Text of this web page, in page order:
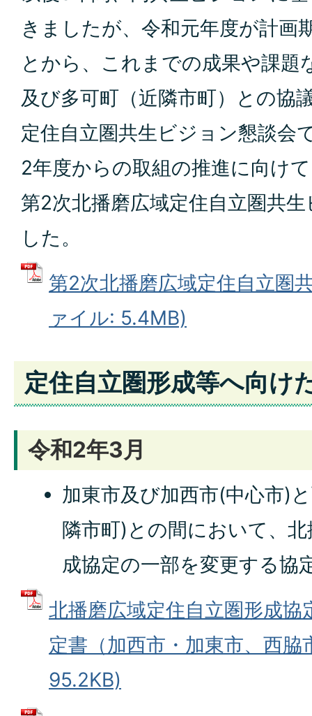
きましたが、令和元年度が計画
とから、これまでの成果や課題
及び多可町（近隣市町）との協
定住自立圏共生ビジョン懇談会
2年度からの取組の推進に向け
第2次北播磨広域定住自立圏共
した。
第2次北播磨広域定住自立圏
ァイル: 5.4MB)
定住自立圏形成等へ向け
令和2年3月
加東市及び加西市(中心市)
隣市町)との間において、
成協定の一部を変更する協
北播磨広域定住自立圏形成
定書（加西市・加東市、西
95.2KB)